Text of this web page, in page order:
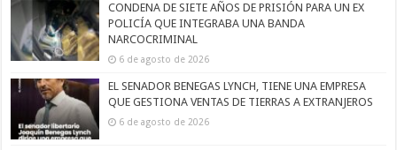
CONDENA DE SIETE AÑOS DE PRISIÓN PARA UN EX
POLICÍA QUE INTEGRABA UNA BANDA
NARCOCRIMINAL
6 de agosto de 2026
EL SENADOR BENEGAS LYNCH, TIENE UNA EMPRESA
QUE GESTIONA VENTAS DE TIERRAS A EXTRANJEROS
6 de agosto de 2026